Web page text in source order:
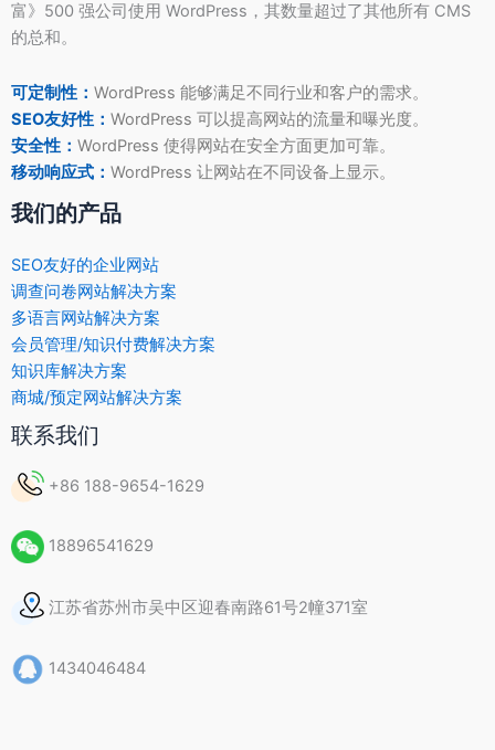
富》500 强公司使用 WordPress，其数量超过了其他所有 CMS
的总和。
可定制性： WordPress 能够满足不同行业和客户的需求。
SEO友好性： WordPress 可以提高网站的流量和曝光度。
安全性： WordPress 使得网站在安全方面更加可靠。
移动响应式： WordPress 让网站在不同设备上显示。
我们的产品
SEO友好的企业网站
调查问卷网站解决方案
多语言网站解决方案
会员管理/知识付费解决方案
知识库解决方案
商城/预定网站解决方案
联系我们
+86 188-9654-1629
18896541629
江苏省苏州市吴中区迎春南路61号2幢371室
1434046484